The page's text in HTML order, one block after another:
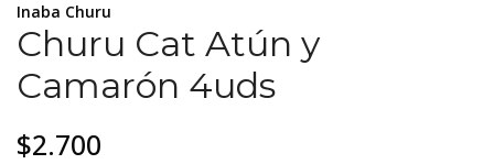
Inaba Churu
Churu Cat Atún y
Camarón 4uds
$2.700